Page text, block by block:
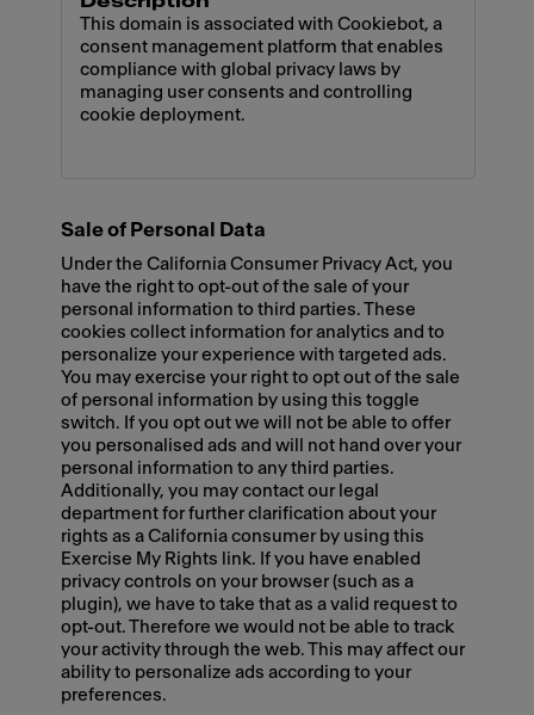
This domain is associated with Cookiebot, a
consent management platform that enables
compliance with global privacy laws by
managing user consents and controlling
cookie deployment.
Sale of Personal Data
Under the California Consumer Privacy Act, you
have the right to opt-out of the sale of your
personal information to third parties. These
cookies collect information for analytics and to
personalize your experience with targeted ads.
You may exercise your right to opt out of the sale
of personal information by using this toggle
switch. If you opt out we will not be able to offer
you personalised ads and will not hand over your
personal information to any third parties.
Additionally, you may contact our legal
department for further clarification about your
rights as a California consumer by using this
Exercise My Rights link. If you have enabled
privacy controls on your browser (such as a
plugin), we have to take that as a valid request to
opt-out. Therefore we would not be able to track
your activity through the web. This may affect our
ability to personalize ads according to your
preferences.